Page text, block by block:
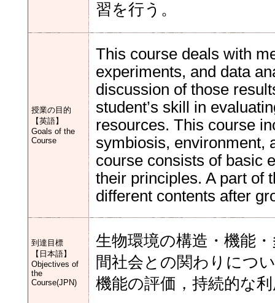
習を行う。
授業の目的
【英語】
Goals of the
Course
This course deals with
experiments, and data
discussion of those
student’s skill in
resources. This course
symbiosis, environment,
course consists of basic
their principles. A part of
different contents after
到達目標
【日本語】
Objectives of
the
Course(JPN)
生物環境の構造・機能
間社会との関わりにつ
機能の評価，持続的な